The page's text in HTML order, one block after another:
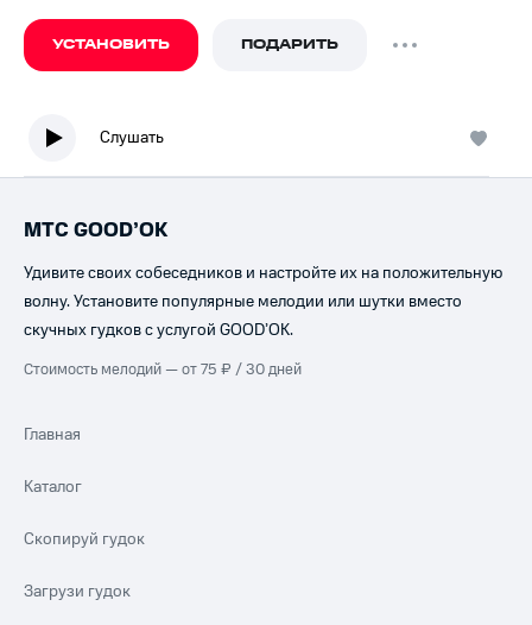
УСТАНОВИТЬ ПОДАРИТЬ
Слушать
МТС GOOD’OK
Удивите своих собеседников и настройте их на положительную
волну. Установите популярные мелодии или шутки вместо
скучных гудков с услугой GOOD’OK.
Стоимость мелодий — от 75 ₽ / 30 дней
Главная
Каталог
Скопируй гудок
Загрузи гудок